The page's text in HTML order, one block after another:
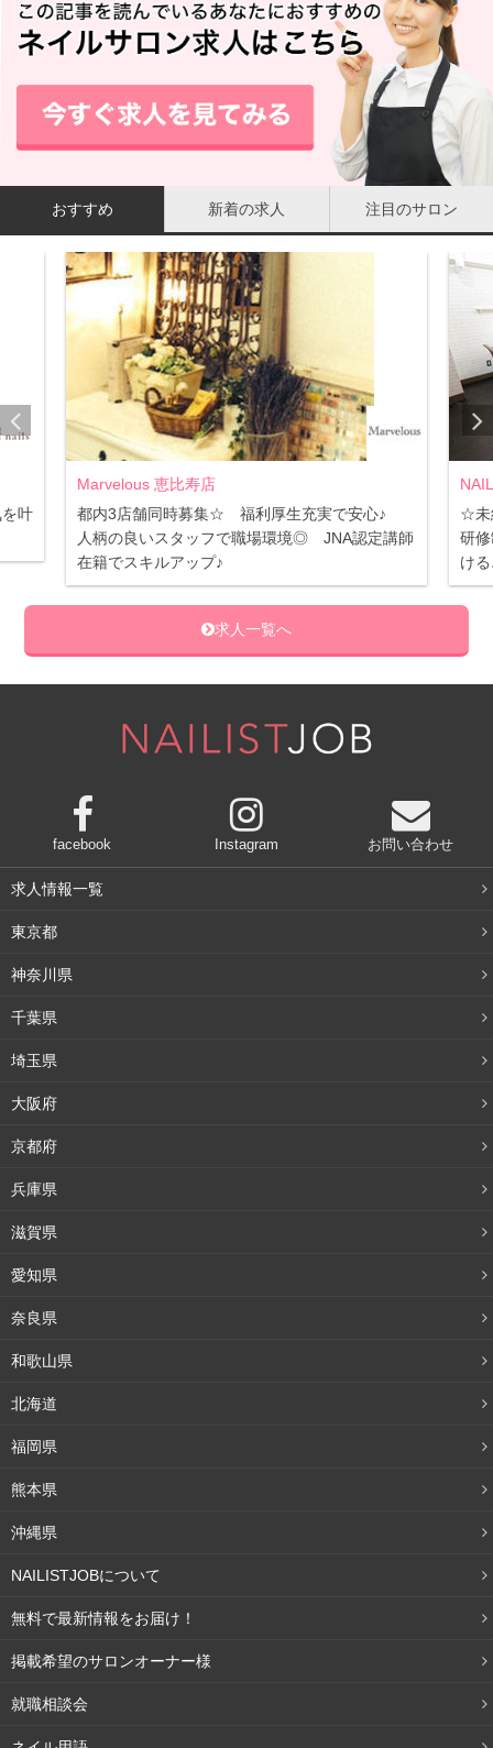
おすすめ 新着の求人 注目のサロン
叶
Marvelous 恵比寿店
都内3店舗同時募集☆ 福利厚生充実で安心♪
人柄の良いスタッフで職場環境◎ JNA認定講師
在籍でスキルアップ♪
☆未
研
ける
求人一覧へ
facebook Instagram お問い合わせ
求人情報一覧
東京都
神奈川県
千葉県
埼玉県
大阪府
京都府
兵庫県
滋賀県
愛知県
奈良県
和歌山県
北海道
福岡県
熊本県
沖縄県
NAILISTJOBについて
無料で最新情報をお届け！
掲載希望のサロンオーナー様
就職相談会